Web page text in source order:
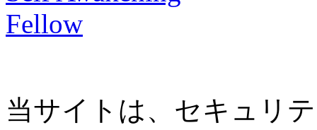
当サイトは、セキュリ